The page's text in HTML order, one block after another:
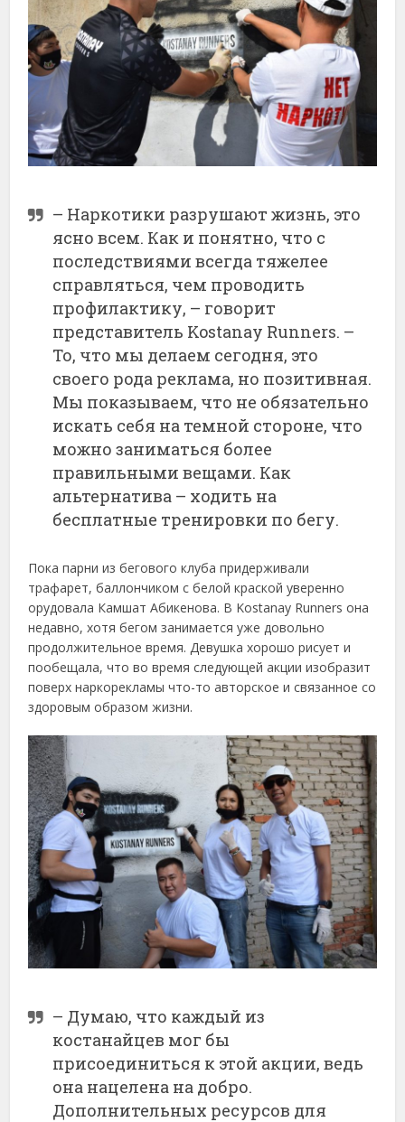
– Наркотики разрушают жизнь, это
ясно всем. Как и понятно, что с
последствиями всегда тяжелее
справляться, чем проводить
профилактику, – говорит
представитель Kostanay Runners. –
То, что мы делаем сегодня, это
своего рода реклама, но позитивная.
Мы показываем, что не обязательно
искать себя на темной стороне, что
можно заниматься более
правильными вещами. Как
альтернатива – ходить на
бесплатные тренировки по бегу.
Пока парни из бегового клуба придерживали
трафарет, баллончиком с белой краской уверенно
орудовала Камшат Абикенова. В Kostanay Runners она
недавно, хотя бегом занимается уже довольно
продолжительное время. Девушка хорошо рисует и
пообещала, что во время следующей акции изобразит
поверх наркорекламы что-то авторское и связанное со
здоровым образом жизни.
– Думаю, что каждый из
костанайцев мог бы
присоединиться к этой акции, ведь
она нацелена на добро.
Дополнительных ресурсов для